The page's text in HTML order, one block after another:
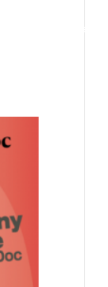
Nos Adhérents